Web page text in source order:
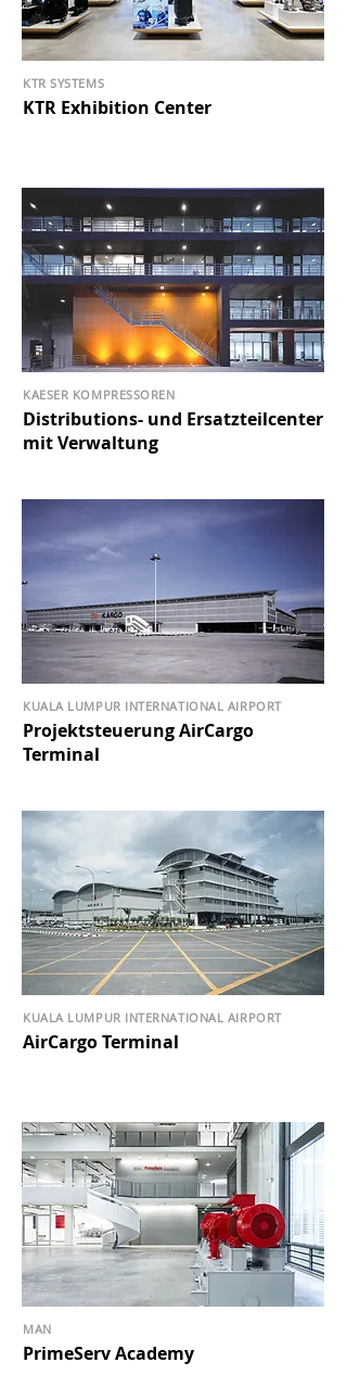
KTR Exhibition Center
KTR SYSTEMS
Distributions- und Ersatzteilcenter
mit Verwaltung
KAESER KOMPRESSOREN
Projektsteuerung AirCargo
Terminal
KUALA LUMPUR INTERNATIONAL AIRPORT
AirCargo Terminal
KUALA LUMPUR INTERNATIONAL AIRPORT
PrimeServ Academy
MAN